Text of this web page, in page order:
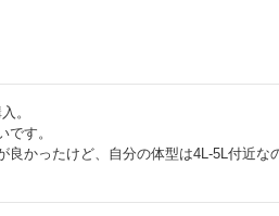
。
す。
良かったけど、自分の体型は4L-5L付近